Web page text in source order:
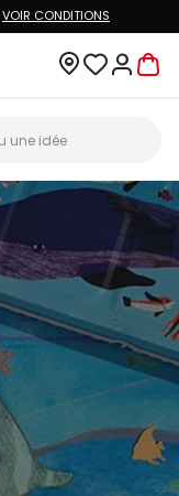
VOIR CONDITIONS